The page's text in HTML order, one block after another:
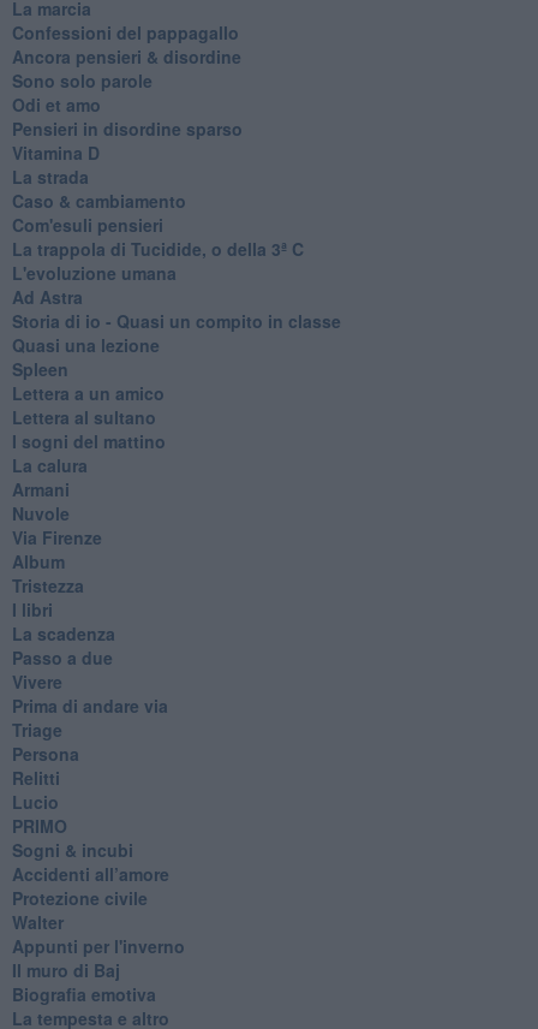
La marcia
Confessioni del pappagallo
Ancora pensieri & disordine
Sono solo parole
Odi et amo
Pensieri in disordine sparso
Vitamina D
La strada
Caso & cambiamento
Com'esuli pensieri
La trappola di Tucidide, o della 3ª C
L'evoluzione umana
Ad Astra
Storia di io - Quasi un compito in classe
Quasi una lezione
Spleen
Lettera a un amico
Lettera al sultano
I sogni del mattino
La calura
Armani
Nuvole
Via Firenze
Album
Tristezza
I libri
La scadenza
Passo a due
Vivere
Prima di andare via
Triage
Persona
Relitti
Lucio
PRIMO
Sogni & incubi
Accidenti all’amore
Protezione civile
Walter
Appunti per l'inverno
Il muro di Baj
Biografia emotiva
La tempesta e altro